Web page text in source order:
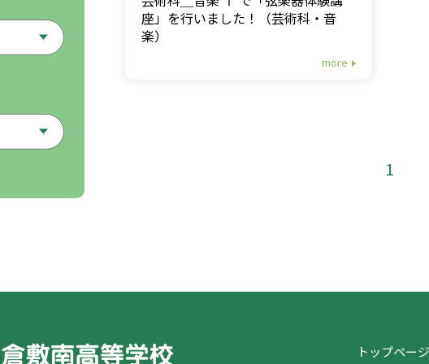
座」を行いました！（芸術科・音
楽）
more
1
トップページ